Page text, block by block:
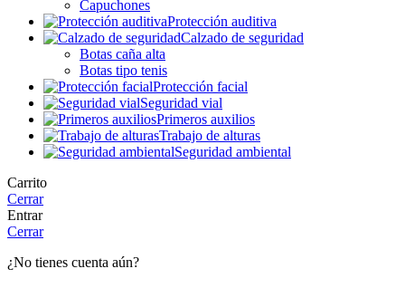
Capuchones
Protección auditiva
Calzado de seguridad
Botas caña alta
Botas tipo tenis
Protección facial
Seguridad vial
Primeros auxilios
Trabajo de alturas
Seguridad ambiental
Carrito
Cerrar
Entrar
Cerrar
¿No tienes cuenta aún?